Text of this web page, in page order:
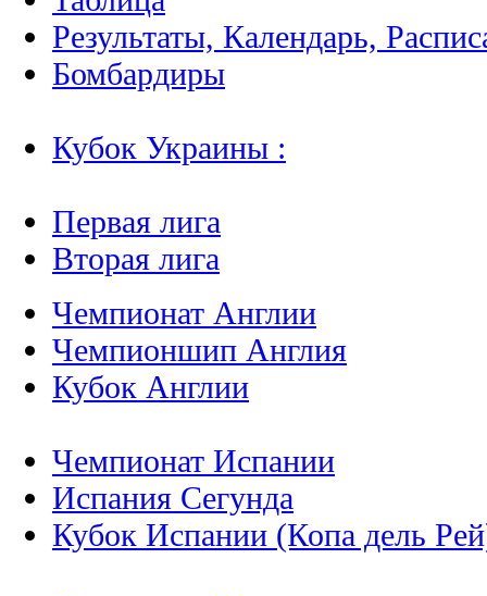
Результаты, Календарь,
Бомбардиры
Кубок Украины :
Первая лига
Вторая лига
Чемпионат Англии
Чемпионшип Англия
Кубок Англии
Чемпионат Испании
Испания Сегунда
Кубок Испании (Копа дель